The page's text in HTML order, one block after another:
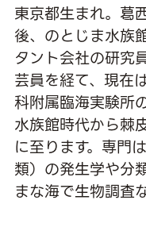
東京都生まれ。葛
後、のとじま水族
タント会社の研究
芸員を経て、現在
科附属臨海実験所
水族館時代から棘
に至ります。専門
類）の発生学や分
まな海で生物調査